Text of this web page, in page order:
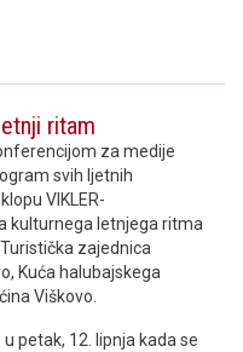
ritam
za medije
svih ljetnih
VIKLER-
kulturnega letnjega ritma
zajednica
Kuća halubajskega
Viškovo.
petak, 12. lipnja kada se